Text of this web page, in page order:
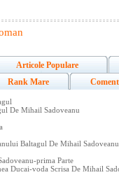
Articole Populare
Rank Mare
De Mihail Sadoveanu
Baltagul De Mihail Sadoveanu
prima Parte
Ducai-voda Scrisa De Mihail